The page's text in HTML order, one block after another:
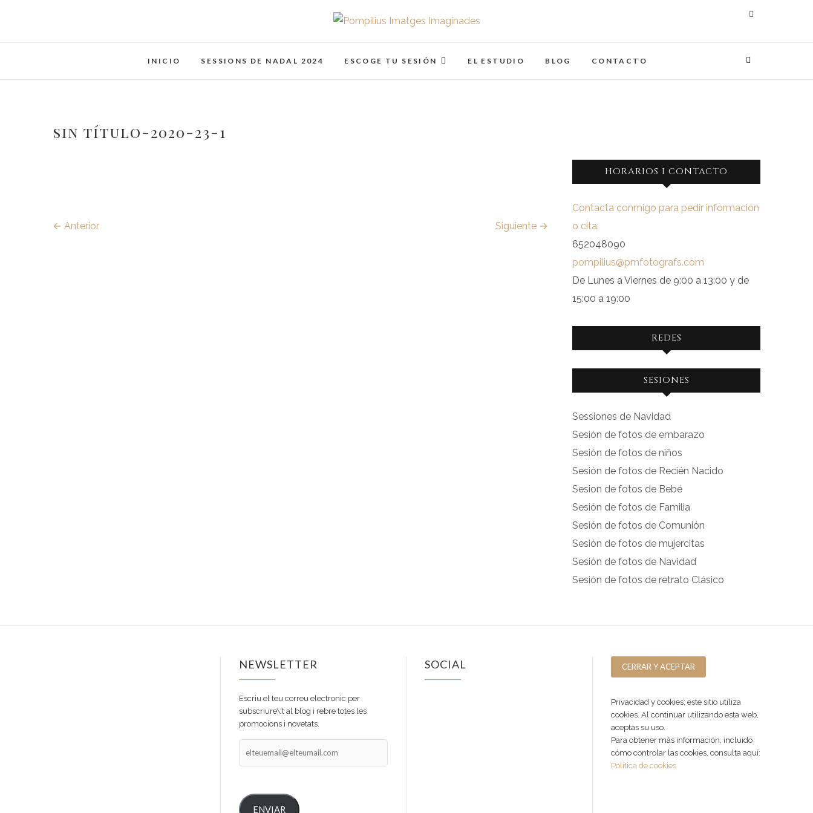
contenido
Pompilius Imatges Imaginades
INICIO SESSIONS DE NADAL 2024 ESCOGE TU SESIÓN EL ESTUDIO BLOG CONTACTO
sin título-2020-23-1
← Anterior Siguiente →
HORARIOS I CONTACTO
Contacta conmigo para pedir información
o cita:
652048090
pompilius@pmfotografs.com
De Lunes a Viernes de 9:00 a 13:00 y de
15:00 a 19:00
REDES
perfil
de
facebook.com
en
Facebook
perfil
de
instagram.com
en
Instagram
SESIONES
Sessiones de Navidad
Sesión de fotos de embarazo
Sesión de fotos de niños
Sesión de fotos de Recién Nacido
Sesion de fotos de Bebé
Sesión de fotos de Familia
Sesión de fotos de Comunión
Sesión de fotos de mujercitas
Sesión de fotos de Navidad
Sesión de fotos de retrato Clásico
NEWSLETTER
Escriu el teu correu electronic per
subscriure\'t al blog i rebre totes les
promocions i novetats.
ENVIAR
SOCIAL
Privacidad y cookies: este sitio utiliza
cookies. Al continuar utilizando esta web,
aceptas su uso.
Para obtener más información, incluido
cómo controlar las cookies, consulta aquí:
Política de cookies